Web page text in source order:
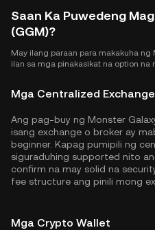
Saan Ka Puwedeng
(GGM)?
May ilang paraan para makakuha ng
ilan sa mga pinakasikat na option na
Mga Centralized Exchange
Ang pag-buy ng Monster
isang exchange o broker ay
beginner. Kapag pumipili ng
siguraduhing supported nito
confirm na may solid na
fee structure ang pinili mong
Mga Crypto Wallet